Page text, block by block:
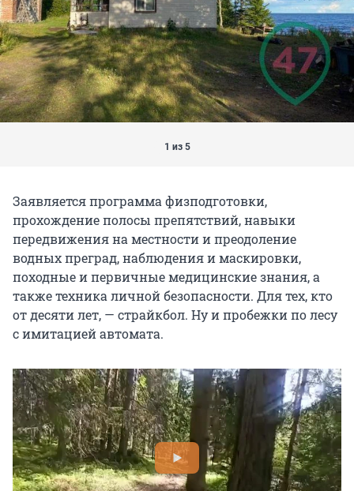
1 из 5
Заявляется программа физподготовки,
прохождение полосы препятствий, навыки
передвижения на местности и преодоление
водных преград, наблюдения и маскировки,
походные и первичные медицинские знания, а
также техника личной безопасности. Для тех, кто
от десяти лет, — страйкбол. Ну и пробежки по лесу
с имитацией автомата.